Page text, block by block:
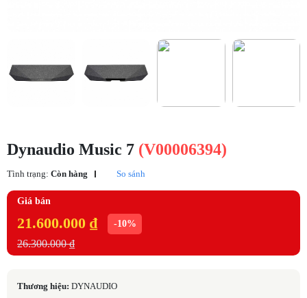
Dynaudio Music 7 (V00006394)
Tình trạng: Còn hàng So sánh
Giá bán
21.600.000 ₫
26.300.000 ₫
-10%
Thương hiệu: DYNAUDIO